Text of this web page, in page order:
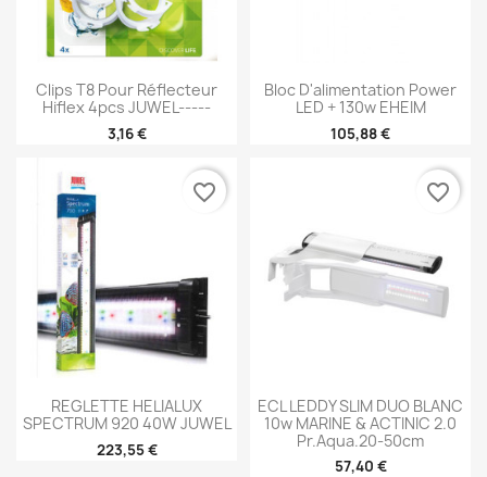
Clips T8 Pour Réflecteur
Hiflex 4pcs JUWEL-----
3,16 €
Bloc D'alimentation Power
LED + 130w EHEIM
105,88 €
REGLETTE HELIALUX
SPECTRUM 920 40W JUWEL
223,55 €
favorite_border
ECL LEDDY SLIM DUO BLANC
10w MARINE & ACTINIC 2.0
Pr.aqua.20-50cm
57,40 €
favorite_border